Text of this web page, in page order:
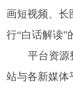
画短视频、长
行“白话解读”
平台资源
站与各新媒体